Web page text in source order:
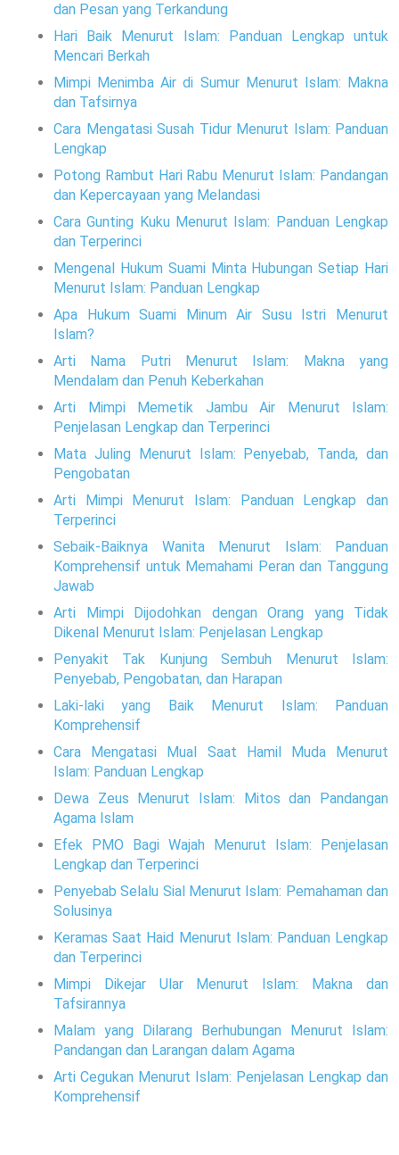
dan Pesan yang Terkandung
Hari Baik Menurut Islam: Panduan Lengkap untuk
Mencari Berkah
Mimpi Menimba Air di Sumur Menurut Islam: Makna
dan Tafsirnya
Cara Mengatasi Susah Tidur Menurut Islam: Panduan
Lengkap
Potong Rambut Hari Rabu Menurut Islam: Pandangan
dan Kepercayaan yang Melandasi
Cara Gunting Kuku Menurut Islam: Panduan Lengkap
dan Terperinci
Mengenal Hukum Suami Minta Hubungan Setiap Hari
Menurut Islam: Panduan Lengkap
Apa Hukum Suami Minum Air Susu Istri Menurut
Islam?
Arti Nama Putri Menurut Islam: Makna yang
Mendalam dan Penuh Keberkahan
Arti Mimpi Memetik Jambu Air Menurut Islam:
Penjelasan Lengkap dan Terperinci
Mata Juling Menurut Islam: Penyebab, Tanda, dan
Pengobatan
Arti Mimpi Menurut Islam: Panduan Lengkap dan
Terperinci
Sebaik-Baiknya Wanita Menurut Islam: Panduan
Komprehensif untuk Memahami Peran dan Tanggung
Jawab
Arti Mimpi Dijodohkan dengan Orang yang Tidak
Dikenal Menurut Islam: Penjelasan Lengkap
Penyakit Tak Kunjung Sembuh Menurut Islam:
Penyebab, Pengobatan, dan Harapan
Laki-laki yang Baik Menurut Islam: Panduan
Komprehensif
Cara Mengatasi Mual Saat Hamil Muda Menurut
Islam: Panduan Lengkap
Dewa Zeus Menurut Islam: Mitos dan Pandangan
Agama Islam
Efek PMO Bagi Wajah Menurut Islam: Penjelasan
Lengkap dan Terperinci
Penyebab Selalu Sial Menurut Islam: Pemahaman dan
Solusinya
Keramas Saat Haid Menurut Islam: Panduan Lengkap
dan Terperinci
Mimpi Dikejar Ular Menurut Islam: Makna dan
Tafsirannya
Malam yang Dilarang Berhubungan Menurut Islam:
Pandangan dan Larangan dalam Agama
Arti Cegukan Menurut Islam: Penjelasan Lengkap dan
Komprehensif